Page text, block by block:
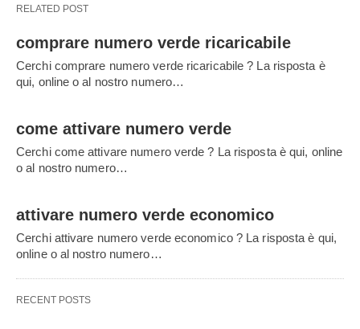
RELATED POST
comprare numero verde ricaricabile
Cerchi comprare numero verde ricaricabile ? La risposta è
qui, online o al nostro numero…
come attivare numero verde
Cerchi come attivare numero verde ? La risposta è qui, online
o al nostro numero…
attivare numero verde economico
Cerchi attivare numero verde economico ? La risposta è qui,
online o al nostro numero…
RECENT POSTS